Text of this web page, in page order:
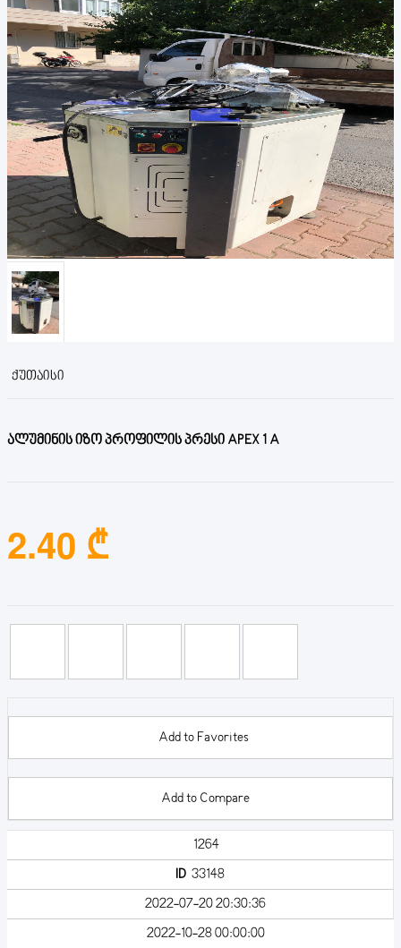
ᲥᲣᲗᲐᲘᲡᲘ
ალუმინის იზო პროფილის პრესი APEX 1 A
2.40 ₾
Add to Favorites
Add to Compare
1264
ID 33148
2022-07-20 20:30:36
2022-10-28 00:00:00